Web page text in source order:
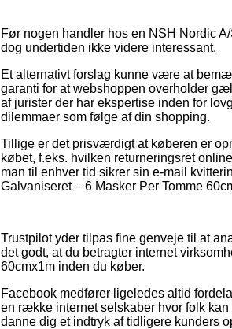
Før nogen handler hos en NSH Nordic
dog undertiden ikke videre interessant.
Et alternativt forslag kunne være at
garanti for at webshoppen overholder
af jurister der har ekspertise inden for
dilemmaer som følge af din shopping.
Tillige er det prisværdigt at køberen er
købet, f.eks. hvilken returneringsret
man til enhver tid sikrer sin e-mail
Galvaniseret – 6 Masker Per Tomme
Trustpilot yder tilpas fine genveje til at
det godt, at du betragter internet
60cmx1m inden du køber.
Facebook medfører ligeledes altid
en række internet selskaber hvor folk
danne dig et indtryk af tidligere kunders